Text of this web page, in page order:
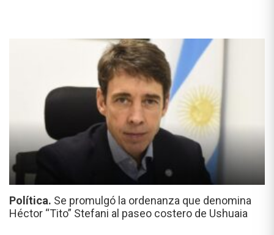
Política. Se promulgó la ordenanza que denomina
Héctor “Tito” Stefani al paseo costero de Ushuaia